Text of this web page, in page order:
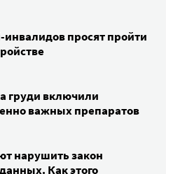
просят пройти
груди включили
важных препаратов
нарушить закон
Как этого